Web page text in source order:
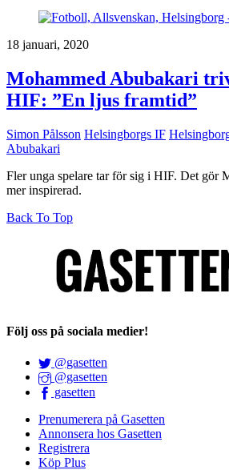
18 januari, 2020
Mohammed Abubakari
HIF: ”En ljus framtid”
Simon Pålsson Helsingborgs IF
Abubakari
Fler unga spelare tar för sig i HIF. Det gör
mer inspirerad.
Back To Top
Följ oss på sociala medier!
@gasetten
@gasetten
gasetten
Prenumerera på Gasetten
Annonsera hos Gasetten
Registrera
Köp Plus